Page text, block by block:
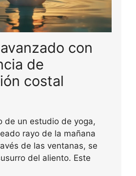
con
de
costal
de un estudio de yoga,
rayo de la mañana
de las ventanas, se
del aliento. Este